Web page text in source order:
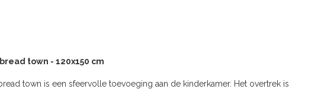
town - 120x150 cm
town is een sfeervolle toevoeging aan de kinderkamer. Het overtrek is